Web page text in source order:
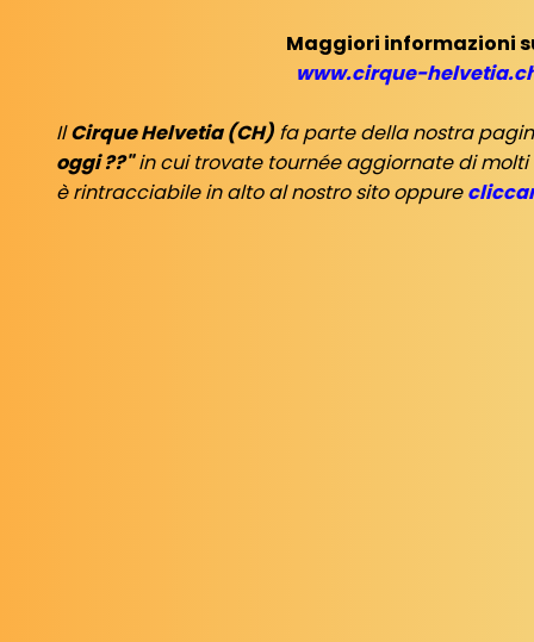
Maggiori informazioni
www.cirque-
IlCirque Helvetia (CH) fa parte della nostra
oggi ??"in cui trovate tournée aggiornate di molti
è rintracciabile in alto al nostro sito oppure